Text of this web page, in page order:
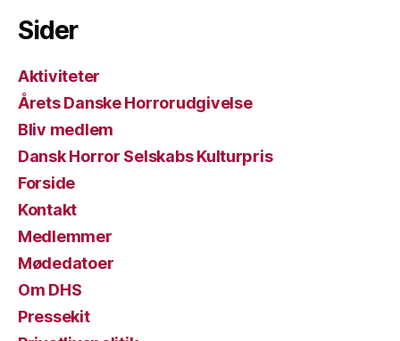
Sider
Aktiviteter
Årets Danske Horrorudgivelse
Bliv medlem
Dansk Horror Selskabs Kulturpris
Forside
Kontakt
Medlemmer
Mødedatoer
Om DHS
Pressekit